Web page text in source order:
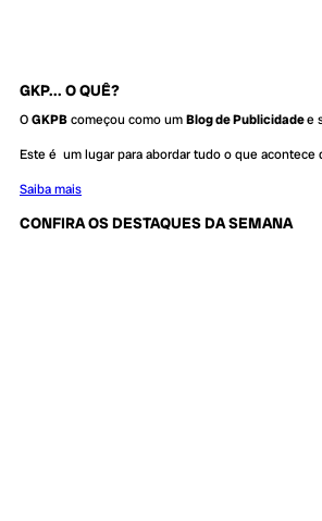
GKP... O QUÊ?
OGKPBcomeçou como umBlog de Publicidadee
Este é um lugar para abordar tudo o que
Saiba mais
CONFIRA OS DESTAQUES DA SEMANA